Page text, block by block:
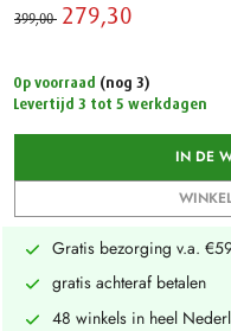
399,00 ‌ 279,30 ‌
Op voorraad (nog 3)
Levertijd 3 tot 5 werkdagen
IN DE
Gratis bezorging v.a.
gratis achteraf betalen
48 winkels in heel